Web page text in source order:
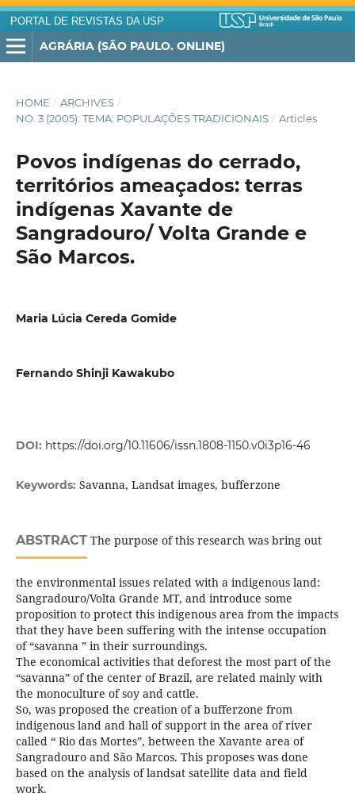
PORTAL DE REVISTAS DA USP
AGRÁRIA (SÃO PAULO. ONLINE)
HOME / ARCHIVES /
NO. 3 (2005): TEMA: POPULAÇÕES TRADICIONAIS / Articles
Povos indígenas do cerrado,
territórios ameaçados: terras
indígenas Xavante de
Sangradouro/ Volta Grande e
São Marcos.
Maria Lúcia Cereda Gomide
Fernando Shinji Kawakubo
DOI: https://doi.org/10.11606/issn.1808-1150.v0i3p16-46
Keywords: Savanna, Landsat images, bufferzone
ABSTRACTThe purpose of this research was bring out
the environmental issues related with a indigenous land:
Sangradouro/Volta Grande MT, and introduce some
proposition to protect this indigenous area from the impacts
that they have been suffering with the intense occupation
of “savanna ” in their surroundings.
The economical activities that deforest the most part of the
“savanna” of the center of Brazil, are related mainly with
the monoculture of soy and cattle.
So, was proposed the creation of a bufferzone from
indigenous land and hall of support in the area of river
called “ Rio das Mortes”, between the Xavante area of
Sangradouro and São Marcos. This proposes was done
based on the analysis of landsat satellite data and field
work.